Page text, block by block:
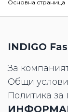
Основна страница
INDIGO
За
Общи
Политика за